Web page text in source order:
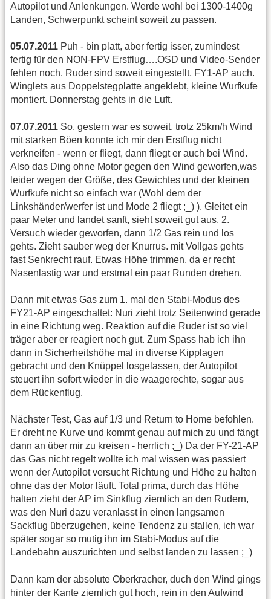
Autopilot und Anlenkungen. Werde wohl bei 1300-1400g
Landen, Schwerpunkt scheint soweit zu passen.
05.07.2011 Puh - bin platt, aber fertig isser, zumindest
fertig für den NON-FPV Erstflug….OSD und Video-Sender
fehlen noch. Ruder sind soweit eingestellt, FY1-AP auch.
Winglets aus Doppelstegplatte angeklebt, kleine Wurfkufe
montiert. Donnerstag gehts in die Luft.
07.07.2011 So, gestern war es soweit, trotz 25km/h Wind
mit starken Böen konnte ich mir den Erstflug nicht
verkneifen - wenn er fliegt, dann fliegt er auch bei Wind.
Also das Ding ohne Motor gegen den Wind geworfen,was
leider wegen der Größe, des Gewichtes und der kleinen
Wurfkufe nicht so einfach war (Wohl dem der
Linkshänder/werfer ist und Mode 2 fliegt ;_) ). Gleitet ein
paar Meter und landet sanft, sieht soweit gut aus. 2.
Versuch wieder geworfen, dann 1/2 Gas rein und los
gehts. Zieht sauber weg der Knurrus. mit Vollgas gehts
fast Senkrecht rauf. Etwas Höhe trimmen, da er recht
Nasenlastig war und erstmal ein paar Runden drehen.
Dann mit etwas Gas zum 1. mal den Stabi-Modus des
FY21-AP eingeschaltet: Nuri zieht trotz Seitenwind gerade
in eine Richtung weg. Reaktion auf die Ruder ist so viel
träger aber er reagiert noch gut. Zum Spass hab ich ihn
dann in Sicherheitshöhe mal in diverse Kipplagen
gebracht und den Knüppel losgelassen, der Autopilot
steuert ihn sofort wieder in die waagerechte, sogar aus
dem Rückenflug.
Nächster Test, Gas auf 1/3 und Return to Home befohlen.
Er dreht ne Kurve und kommt genau auf mich zu und fängt
dann an über mir zu kreisen - herrlich ;_) Da der FY-21-AP
das Gas nicht regelt wollte ich mal wissen was passiert
wenn der Autopilot versucht Richtung und Höhe zu halten
ohne das der Motor läuft. Total prima, durch das Höhe
halten zieht der AP im Sinkflug ziemlich an den Rudern,
was den Nuri dazu veranlasst in einen langsamen
Sackflug überzugehen, keine Tendenz zu stallen, ich war
später sogar so mutig ihn im Stabi-Modus auf die
Landebahn auszurichten und selbst landen zu lassen ;_)
Dann kam der absolute Oberkracher, duch den Wind gings
hinter der Kante ziemlich gut hoch, rein in den Aufwind